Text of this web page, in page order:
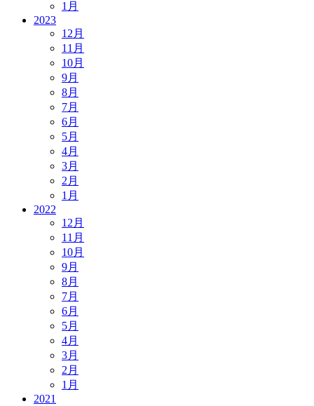
1月
2023
12月
11月
10月
9月
8月
7月
6月
5月
4月
3月
2月
1月
2022
12月
11月
10月
9月
8月
7月
6月
5月
4月
3月
2月
1月
2021